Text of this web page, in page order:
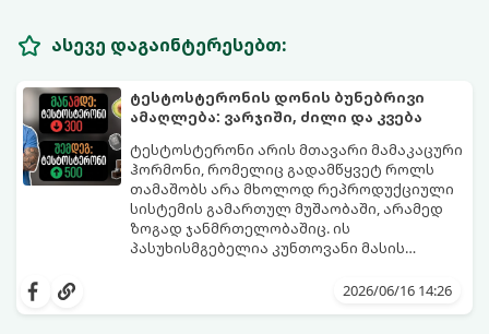
ასევე დაგაინტერესებთ:
ტესტოსტერონის დონის ბუნებრივი
ამაღლება: ვარჯიში, ძილი და კვება
ტესტოსტერონი არის მთავარი მამაკაცური
ჰორმონი, რომელიც გადამწყვეტ როლს
თამაშობს არა მხოლოდ რეპროდუქციული
სისტემის გამართულ მუშაობაში, არამედ
ზოგად ჯანმრთელობაშიც. ის
პასუხისმგებელია კუნთოვანი მასის
დონეზე, გუნება-განწყობაზე,
ორგანიზმში ტესტოსტერონის დონე
2026/06/16 14:26